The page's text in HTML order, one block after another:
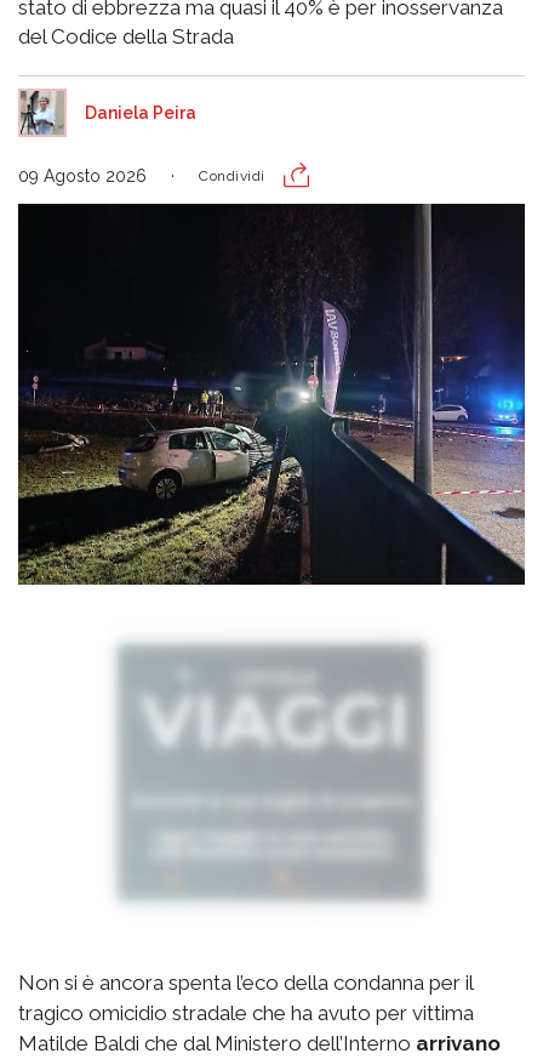
stato di ebbrezza ma quasi il 40% è per inosservanza
del Codice della Strada
Daniela Peira
09 Agosto 2026 Condividi
Non si è ancora spenta l’eco della condanna per il
tragico omicidio stradale che ha avuto per vittima
Matilde Baldi che dal Ministero dell’Interno arrivano